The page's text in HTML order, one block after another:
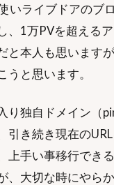
いライブドアのブ
、1万PVを超える
と本人も思います
うと思います。
り独自ドメイン（
引き続き現在の
上手い事移行でき
、大切な時にやら